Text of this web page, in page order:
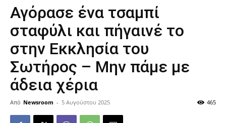
Αγόρασε ένα τσαμπί
σταφύλι και πήγαινέ το
στην Εκκλησία του
Σωτήρος – Μην πάμε με
άδεια χέρια
Από Newsroom - 5 Αυγούστου 2025 465